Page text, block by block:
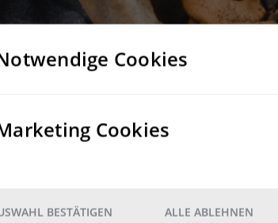
Cookies
Cookies
BESTÄTIGEN ALLE ABLEHNEN